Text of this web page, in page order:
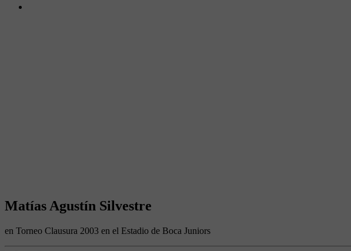
Matías Agustín Silvestre
en Torneo Clausura 2003 en el Estadio de Boca Juniors